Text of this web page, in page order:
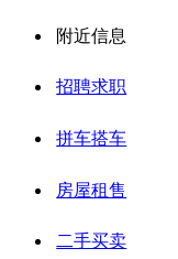
附近信息
招聘求职
拼车搭车
房屋租售
二手买卖